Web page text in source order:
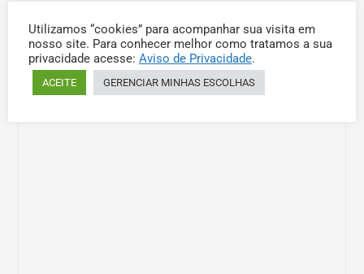
Utilizamos “cookies” para acompanhar sua visita em
nosso site. Para conhecer melhor como tratamos a sua
privacidade acesse: Aviso de Privacidade.
ACEITE GERENCIAR MINHAS ESCOLHAS